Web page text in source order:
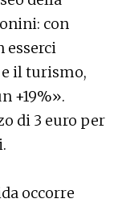
con
esserci
il turismo,
+19%».
di 3 euro per
occorre